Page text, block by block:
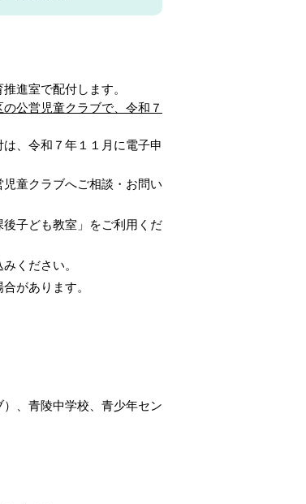
進室で配付します。
公営児童クラブで、令和７
、 令和７年１１月に電子申
童クラブへご相談・お問い
子ども教室」をご利用くだ
ください。
があります。
、青陵中学校 、青少年セン